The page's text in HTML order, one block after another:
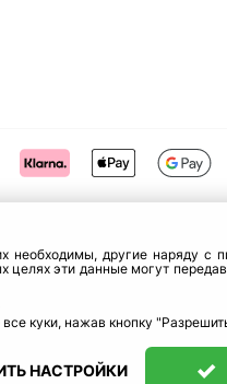
необходимы, другие наряду с
эти данные могут
куки, нажав кнопку
НАСТРОЙКИ